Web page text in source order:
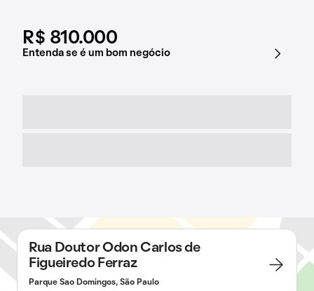
R$ 810.000
Entenda se é um bom negócio
Rua Doutor Odon Carlos de
Figueiredo Ferraz
Parque Sao Domingos, São Paulo